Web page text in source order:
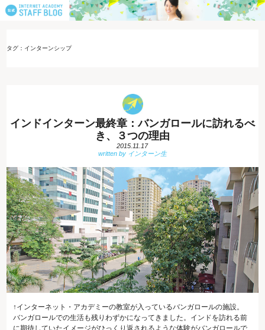
タグ：インターンシップ
インドインターン最終章：バンガロールに訪れるべ
き、３つの理由
2015.11.17
↑インターネット・アカデミーの教室が入っているバンガロールの施設。
バンガロールでの生活も残りわずかになってきました。インドを訪れる前
に期待していたイメージがひっくり返されるような体験がバンガロールで